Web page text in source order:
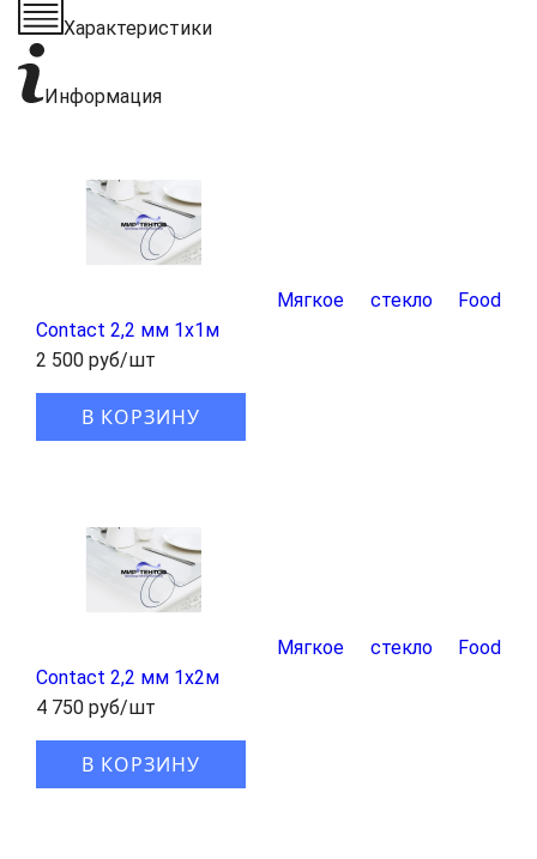
Характеристики
Информация
Мягкое стекло Food
Contact 2,2 мм 1x1м
2 500 руб/шт
В КОРЗИНУ
Мягкое стекло Food
Contact 2,2 мм 1x2м
4 750 руб/шт
В КОРЗИНУ